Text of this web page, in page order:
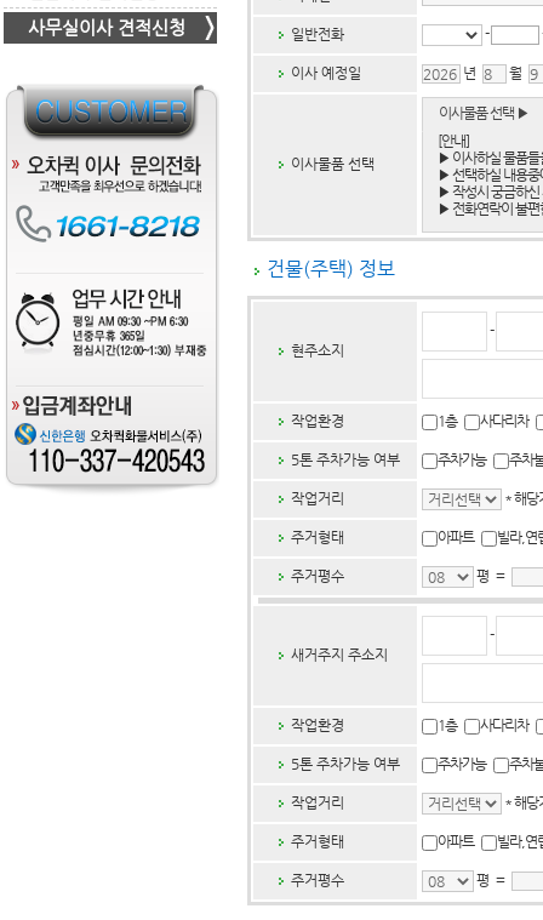
사무실이사 견적신청
일반전화 -
이사 예정일 년 월
이사물품 선택
이사물품 선택 ▶
[안내]
▶ 이사하실 물품들
▶ 선택하실 내용중
▶ 작성시 궁금하신
▶ 전화연락이 불편
건물(주택) 정보
현주소지
-
작업환경 1층 사다리차
5톤 주차가능 여부 주차가능 주차
작업거리 * 해당
주거형태 아파트 빌라,
주거평수 평 =
새거주지 주소지
-
작업환경 1층 사다리차
5톤 주차가능 여부 주차가능 주차
작업거리 * 해당
주거형태 아파트 빌라,
주거평수 평 =